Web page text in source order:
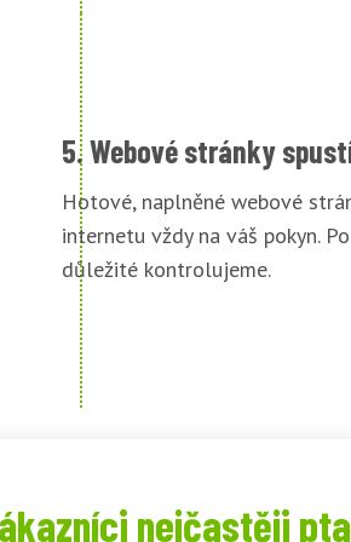
5. Webové stránky
Hotové, naplněné webové
internetu vždy na váš pokyn.
důležité kontrolujeme.
nejčastěji